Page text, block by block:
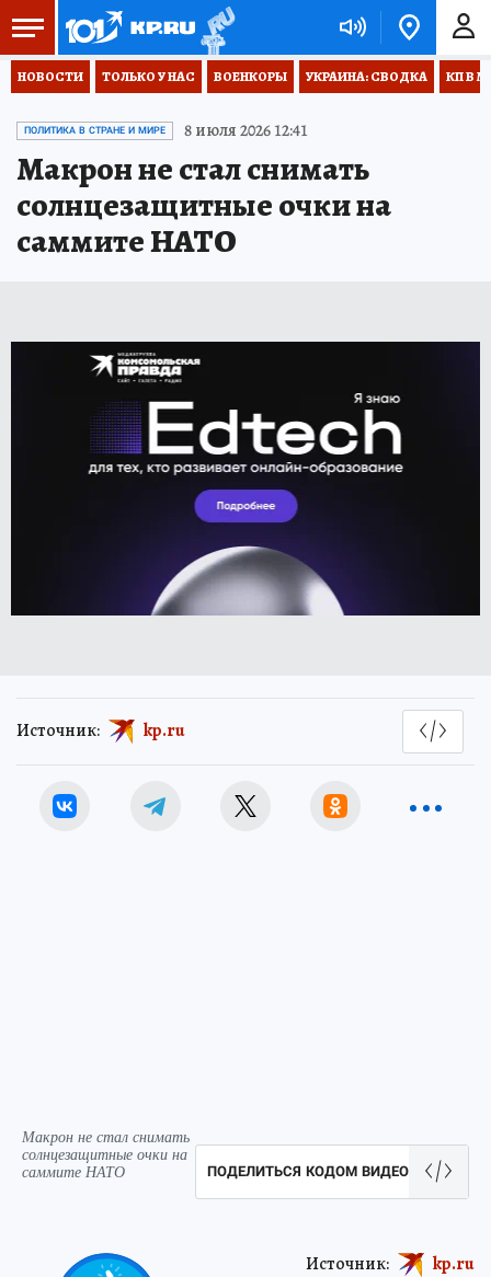
НОВОСТИ ТОЛЬКО У НАС ВОЕНКОРЫ УКРАИНА: СВОДКА КП В
ПОЛИТИКА В СТРАНЕ И МИРЕ 8 июля 2026 12:41
Макрон не стал снимать
солнцезащитные очки на
саммите НАТО
Источник: kp.ru
Макрон не стал снимать
солнцезащитные очки на
саммите НАТО
ПОДЕЛИТЬСЯ КОДОМ ВИДЕО
Источник: kp.ru